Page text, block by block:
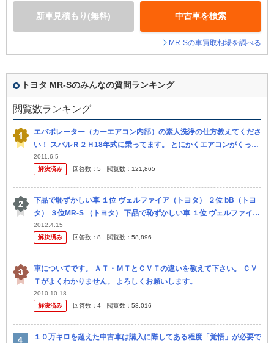
新車見積もり(無料) 中古車を検索
MR-Sの車買取相場を調べる
トヨタ MR-Sのみんなの質問ランキング
閲覧数ランキング
エバポレーター（カーエアコン内部）の素人洗浄の仕方教えてくださ
い！ スバルＲ２Ｈ18年式に乗ってます。 とにかくエアコンがくっさ
いです・・・。 以前質問させていただいてディーラーに『エバポレ
ータ...
2011.6.5
解決済み
回答数： 5 閲覧数： 121,865
下品で恥ずかしい車 １位 ヴェルファイア（トヨタ） ２位 bB（トヨ
タ） ３位MR-S （トヨタ） 下品で恥ずかしい車 １位 ヴェルファイア
（トヨタ） ２位 bB（トヨタ） ３位MR-S...
2012.4.15
解決済み
回答数： 8 閲覧数： 58,896
車についてです。 ＡＴ・ＭＴとＣＶＴの違いを教えて下さい。 ＣＶ
Ｔがよくわかりません。 よろしくお願いします。
2010.10.18
解決済み
回答数： 4 閲覧数： 58,016
１０万キロを超えた中古車は購入に際してある程度「覚悟」が必要で